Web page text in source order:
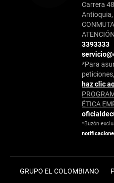
Carrera
3393333
*Para
haz clic
ÉTICA
*Buzón
GRUPO EL COLOMBIANO